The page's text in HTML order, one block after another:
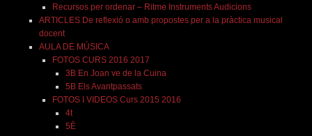
Recursos per ordenar – Ritme Instruments Audicions
ARTICLES De reflexió o amb propostes per a la pràctica musical
docent
AULA DE MÚSICA
FOTOS CURS 2016 2017
3B En Joan ve de la Cuina
5B Els Avantpassats
FOTOS I VIDEOS Curs 2015 2016
4t
5È